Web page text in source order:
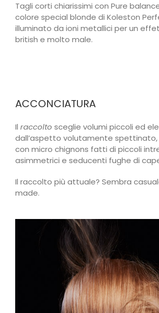
Tagli corti chiarissimi con Pure
colore special blonde di Koleston
illuminato da ioni metallici per un
british e molto male.
ACCONCIATURA
Il raccolto sceglie volumi piccoli ed
dall’aspetto volutamente spettinato,
con micro chignons fatti di piccoli
asimmetrici e seducenti fughe di
Il raccolto più attuale? Sembra
made.